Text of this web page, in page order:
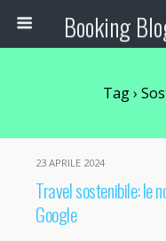
Tag ›
23 APRILE 2024
Travel sostenibile: le
Google